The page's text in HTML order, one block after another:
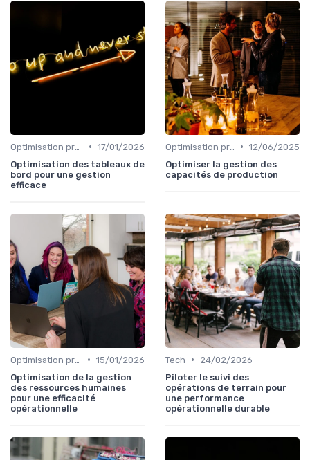
• 17/01/2026
Optimisation des tableaux de
bord pour une gestion
efficace
• 12/06/2025
Optimiser la gestion des
capacités de production
• 15/01/2026
Optimisation de la gestion
des ressources humaines
pour une efficacité
opérationnelle
Tech •
24/02/2026
Piloter le suivi des
opérations de terrain pour
une performance
opérationnelle durable